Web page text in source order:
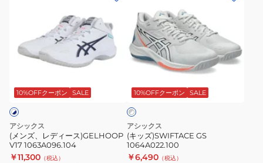
ス)GELHOOP
V17
1063A096.104
10%OFFクーポン SALE
アシックス
(メンズ、レディース)GELHOOP
V17 1063A096.104
￥11,300 （税込）
ズ)SWIFTACE
GS
1064A022.100
10%OFFクーポン SALE
レ
ー
ワ
イ
ト
アシックス
(キッズ)SWIFTACE GS
1064A022.100
￥6,490 （税込）